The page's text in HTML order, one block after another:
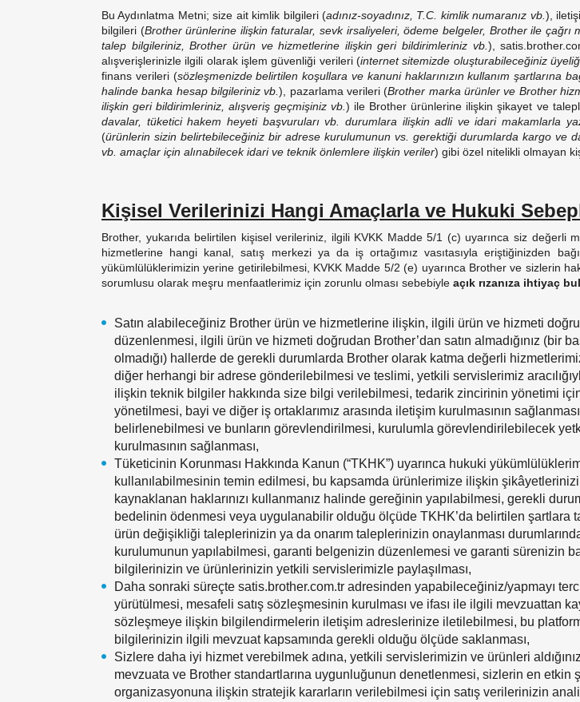
Bu Aydınlatma Metni; size ait kimlik bilgileri (adınız-soyadınız, T.C. kimlik numaranız vb. ),
bilgileri (Brother ürünlerine ilişkin faturalar, sevk irsaliyeleri, ödeme belgeler, Brother ile çağrı
talep bilgileriniz, Brother ürün ve hizmetlerine ilişkin geri bildirimleriniz vb. ),
alışverişlerinizle ilgili olarak işlem güvenliği verileri (internet sitemizde oluşturabileceğiniz
finans verileri (sözleşmenizde belirtilen koşullara ve kanuni haklarınızın kullanım şartlarına
halinde banka hesap bilgileriniz vb.), pazarlama verileri (Brother marka ürünler ve Brother
ilişkin geri bildirimleriniz, alışveriş geçmişiniz vb.) ile Brother ürünlerine ilişkin şikayet ve
davalar, tüketici hakem heyeti başvuruları vb. durumlara ilişkin adli ve idari makamlarla
(ürünlerin sizin belirtebileceğiniz bir adrese kurulumunun vs. gerektiği durumlarda kargo ve
vb. amaçlar için alınabilecek idari ve teknik önlemlere ilişkin veriler) gibi özel nitelikli olmayan
Kişisel Verilerinizi Hangi Amaçlarla ve Hukuki
Brother, yukarıda belirtilen kişisel verileriniz, ilgili KVKK Madde 5/1 (c) uyarınca siz değerli
hizmetlerine hangi kanal, satış merkezi ya da iş ortağımız vasıtasıyla eriştiğinizden
yükümlülüklerimizin yerine getirilebilmesi, KVKK Madde 5/2 (e) uyarınca Brother ve sizlerin
sorumlusu olarak meşru menfaatlerimiz için zorunlu olması sebebiyle açık rızanıza ihtiyaç
Satın alabileceğiniz Brother ürün ve hizmetlerine ilişkin, ilgili ürün ve hizmeti
düzenlenmesi, ilgili ürün ve hizmeti doğrudan Brother’dan satın almadığınız (bir
olmadığı) hallerde de gerekli durumlarda Brother olarak katma değerli
diğer herhangi bir adrese gönderilebilmesi ve teslimi, yetkili servislerimiz
ilişkin teknik bilgiler hakkında size bilgi verilebilmesi, tedarik zincirinin yönetimi
yönetilmesi, bayi ve diğer iş ortaklarımız arasında iletişim kurulmasının
belirlenebilmesi ve bunların görevlendirilmesi, kurulumla görevlendirilebilecek
kurulmasının sağlanması,
Tüketicinin Korunması Hakkında Kanun (“TKHK”) uyarınca hukuki
kullanılabilmesinin temin edilmesi, bu kapsamda ürünlerimize ilişkin
kaynaklanan haklarınızı kullanmanız halinde gereğinin yapılabilmesi, gerekli
bedelinin ödenmesi veya uygulanabilir olduğu ölçüde TKHK’da belirtilen şartlara
ürün değişikliği taleplerinizin ya da onarım taleplerinizin onaylanması
kurulumunun yapılabilmesi, garanti belgenizin düzenlemesi ve garanti sürenizin
bilgilerinizin ve ürünlerinizin yetkili servislerimizle paylaşılması,
Daha sonraki süreçte satis.brother.com.tr adresinden yapabileceğiniz/yapmayı
yürütülmesi, mesafeli satış sözleşmesinin kurulması ve ifası ile ilgili mevzuattan
sözleşmeye ilişkin bilgilendirmelerin iletişim adreslerinize iletilebilmesi, bu
bilgilerinizin ilgili mevzuat kapsamında gerekli olduğu ölçüde saklanması,
Sizlere daha iyi hizmet verebilmek adına, yetkili servislerimizin ve ürünleri
mevzuata ve Brother standartlarına uygunluğunun denetlenmesi, sizlerin en
organizasyonuna ilişkin stratejik kararların verilebilmesi için satış verilerinizin